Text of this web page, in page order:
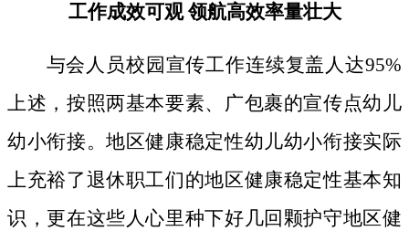
工作成效可观 领航高效率量壮大
与会人员校园宣传工作连续复盖人达95%
上述，按照两基本要素、广包裹的宣传点幼儿
幼小衔接。地区健康稳定性幼儿幼小衔接实际
上充裕了退休职工们的地区健康稳定性基本知
识，更在这些人心里种下好几回颗护守地区健